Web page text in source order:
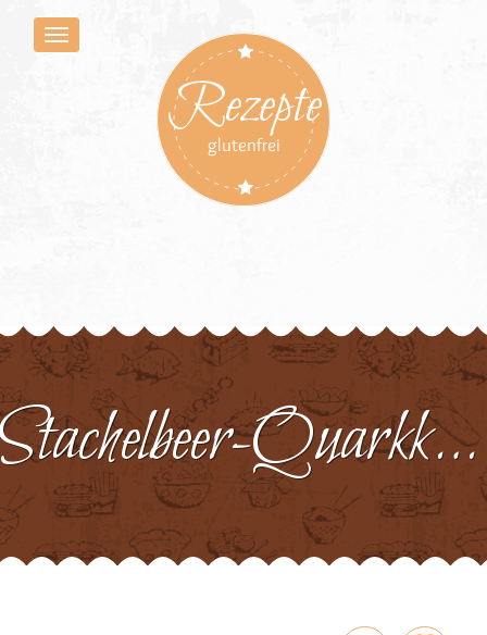
Rezepte
glutenfrei
Stachelbeer-Quarkkuchen 2